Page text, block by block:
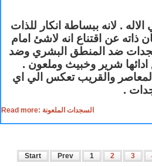
. لانه ببساطة انكار للذات
ذاته عن اقتناع انه لاشئ امام
ضد المنطق البشري وضد
ادائها شرير وخبيث وملعون .
المعاصر والقريب تعكس الي اي
.
Read more: السجدات الملعونة
Start Prev 1 2 3